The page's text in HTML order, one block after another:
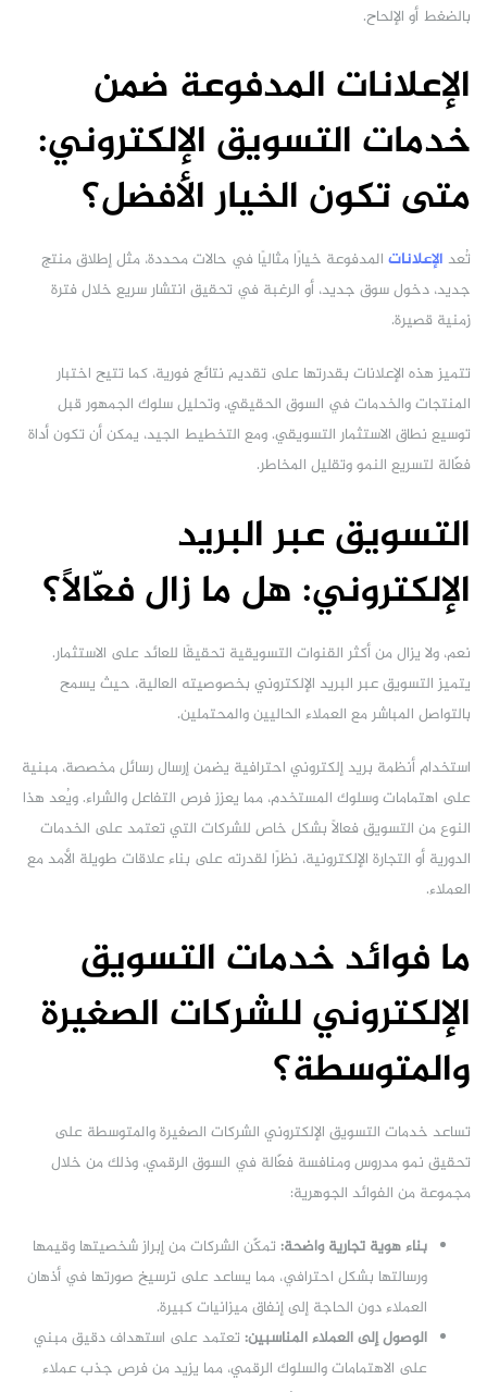
بالضغط أو الإلحاح.
الإعلانات المدفوعة ضمن
خدمات التسويق الإلكتروني:
متى تكون الخيار الأفضل؟
تُعد الإعلانات المدفوعة خيارًا مثاليًا في حالات محددة، مثل إطلاق منتج
جديد، دخول سوق جديد، أو الرغبة في تحقيق انتشار سريع خلال فترة
زمنية قصيرة.
تتميز هذه الإعلانات بقدرتها على تقديم نتائج فورية، كما تتيح اختبار
المنتجات والخدمات في السوق الحقيقي، وتحليل سلوك الجمهور قبل
توسيع نطاق الاستثمار التسويقي. ومع التخطيط الجيد، يمكن أن تكون أداة
فعّالة لتسريع النمو وتقليل المخاطر.
التسويق عبر البريد
الإلكتروني: هل ما زال فعّالًا؟
نعم، ولا يزال من أكثر القنوات التسويقية تحقيقًا للعائد على الاستثمار.
يتميز التسويق عبر البريد الإلكتروني بخصوصيته العالية، حيث يسمح
بالتواصل المباشر مع العملاء الحاليين والمحتملين.
استخدام أنظمة بريد إلكتروني احترافية يضمن إرسال رسائل مخصصة، مبنية
على اهتمامات وسلوك المستخدم، مما يعزز فرص التفاعل والشراء. ويُعد هذا
النوع من التسويق فعالًا بشكل خاص للشركات التي تعتمد على الخدمات
الدورية أو التجارة الإلكترونية، نظرًا لقدرته على بناء علاقات طويلة الأمد مع
العملاء.
ما فوائد خدمات التسويق
الإلكتروني للشركات الصغيرة
والمتوسطة؟
تساعد خدمات التسويق الإلكتروني الشركات الصغيرة والمتوسطة على
تحقيق نمو مدروس ومنافسة فعّالة في السوق الرقمي، وذلك من خلال
مجموعة من الفوائد الجوهرية:
بناء هوية تجارية واضحة: تمكّن الشركات من إبراز شخصيتها وقيمها
ورسالتها بشكل احترافي، مما يساعد على ترسيخ صورتها في أذهان
العملاء دون الحاجة إلى إنفاق ميزانيات كبيرة.
الوصول إلى العملاء المناسبين: تعتمد على استهداف دقيق مبني
على الاهتمامات والسلوك الرقمي، مما يزيد من فرص جذب عملاء